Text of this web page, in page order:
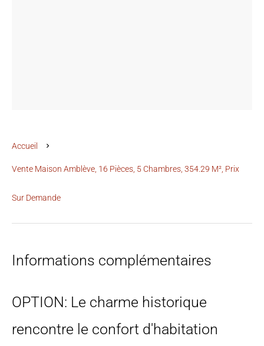
Accueil
Vente Maison Amblève, 16 Pièces, 5 Chambres, 354.29 M², Prix
Sur Demande
Informations complémentaires
OPTION: Le charme historique
rencontre le confort d'habitation